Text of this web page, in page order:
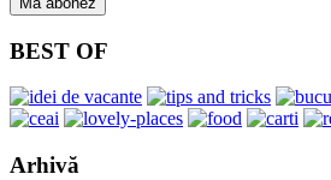
BEST OF
Arhivă